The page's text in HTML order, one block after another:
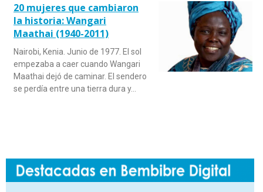
20 mujeres que cambiaron
la historia: Wangari
Maathai (1940-2011)
Nairobi, Kenia. Junio de 1977. El sol
empezaba a caer cuando Wangari
Maathai dejó de caminar. El sendero
se perdía entre una tierra dura y…